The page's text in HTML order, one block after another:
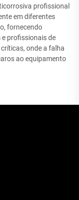
profissional
em diferentes
fornecendo
profissionais de
onde a falha
ao equipamento